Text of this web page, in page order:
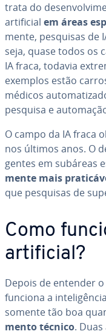
trata do
ar­ti­fi­cial em áreas
mente, pesquisas de
seja, quase todos os
IA fraca, todavia
exemplos estão
médicos
pesquisa e
O campo da IA fraca
nos últimos anos. O
gen­tes em subáreas
mente mais
que pesquisas de
Como
ar­ti­fi­cial?
Depois de entender
funciona a
somente tão boa
mento técnico.